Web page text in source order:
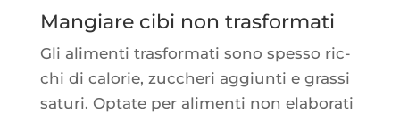
Mangiare cibi non trasformati
Gli ali­men­ti tras­for­ma­ti sono spes­so ric­
chi di calo­rie, zuc­che­ri aggiun­ti e gras­si
satu­ri. Optate per ali­men­ti non ela­bo­ra­ti